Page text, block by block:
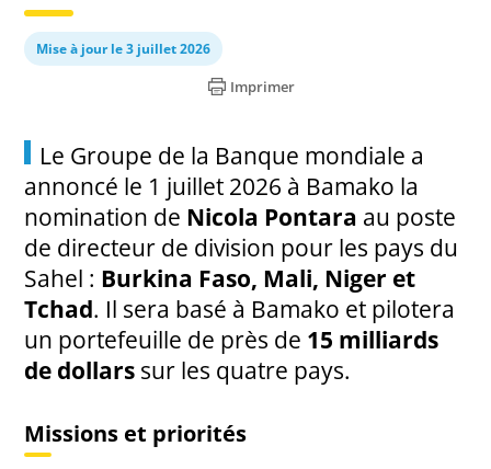
Mise à jour le 3 juillet 2026
Imprimer
Le Groupe de la Banque mondiale a
annoncé le 1 juillet 2026 à Bamako la
nomination de Nicola Pontara au poste
de directeur de division pour les pays du
Sahel : Burkina Faso, Mali, Niger et
Tchad. Il sera basé à Bamako et pilotera
un portefeuille de près de 15 milliards
de dollars sur les quatre pays.
Missions et priorités